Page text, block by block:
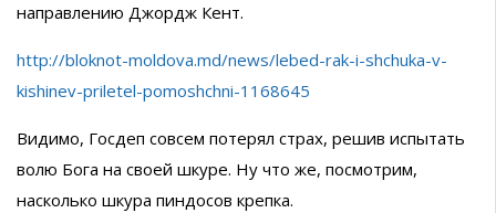
направлению Джордж Кент.
http://bloknot-moldova.md/news/lebed-rak-i-shchuka-v-
kishinev-priletel-pomoshchni-1168645
Видимо, Госдеп совсем потерял страх, решив испытать
волю Бога на своей шкуре. Ну что же, посмотрим,
насколько шкура пиндосов крепка.